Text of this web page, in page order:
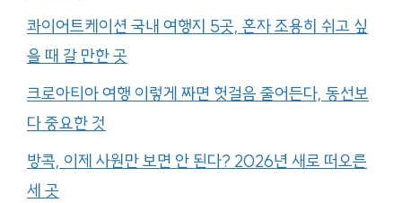
콰이어트케이션 국내 여행지 5곳, 혼자 조용히 쉬고 싶
을 때 갈 만한 곳
크로아티아 여행 이렇게 짜면 헛걸음 줄어든다, 동선보
다 중요한 것
방콕, 이제 사원만 보면 안 된다? 2026년 새로 떠오른
세 곳